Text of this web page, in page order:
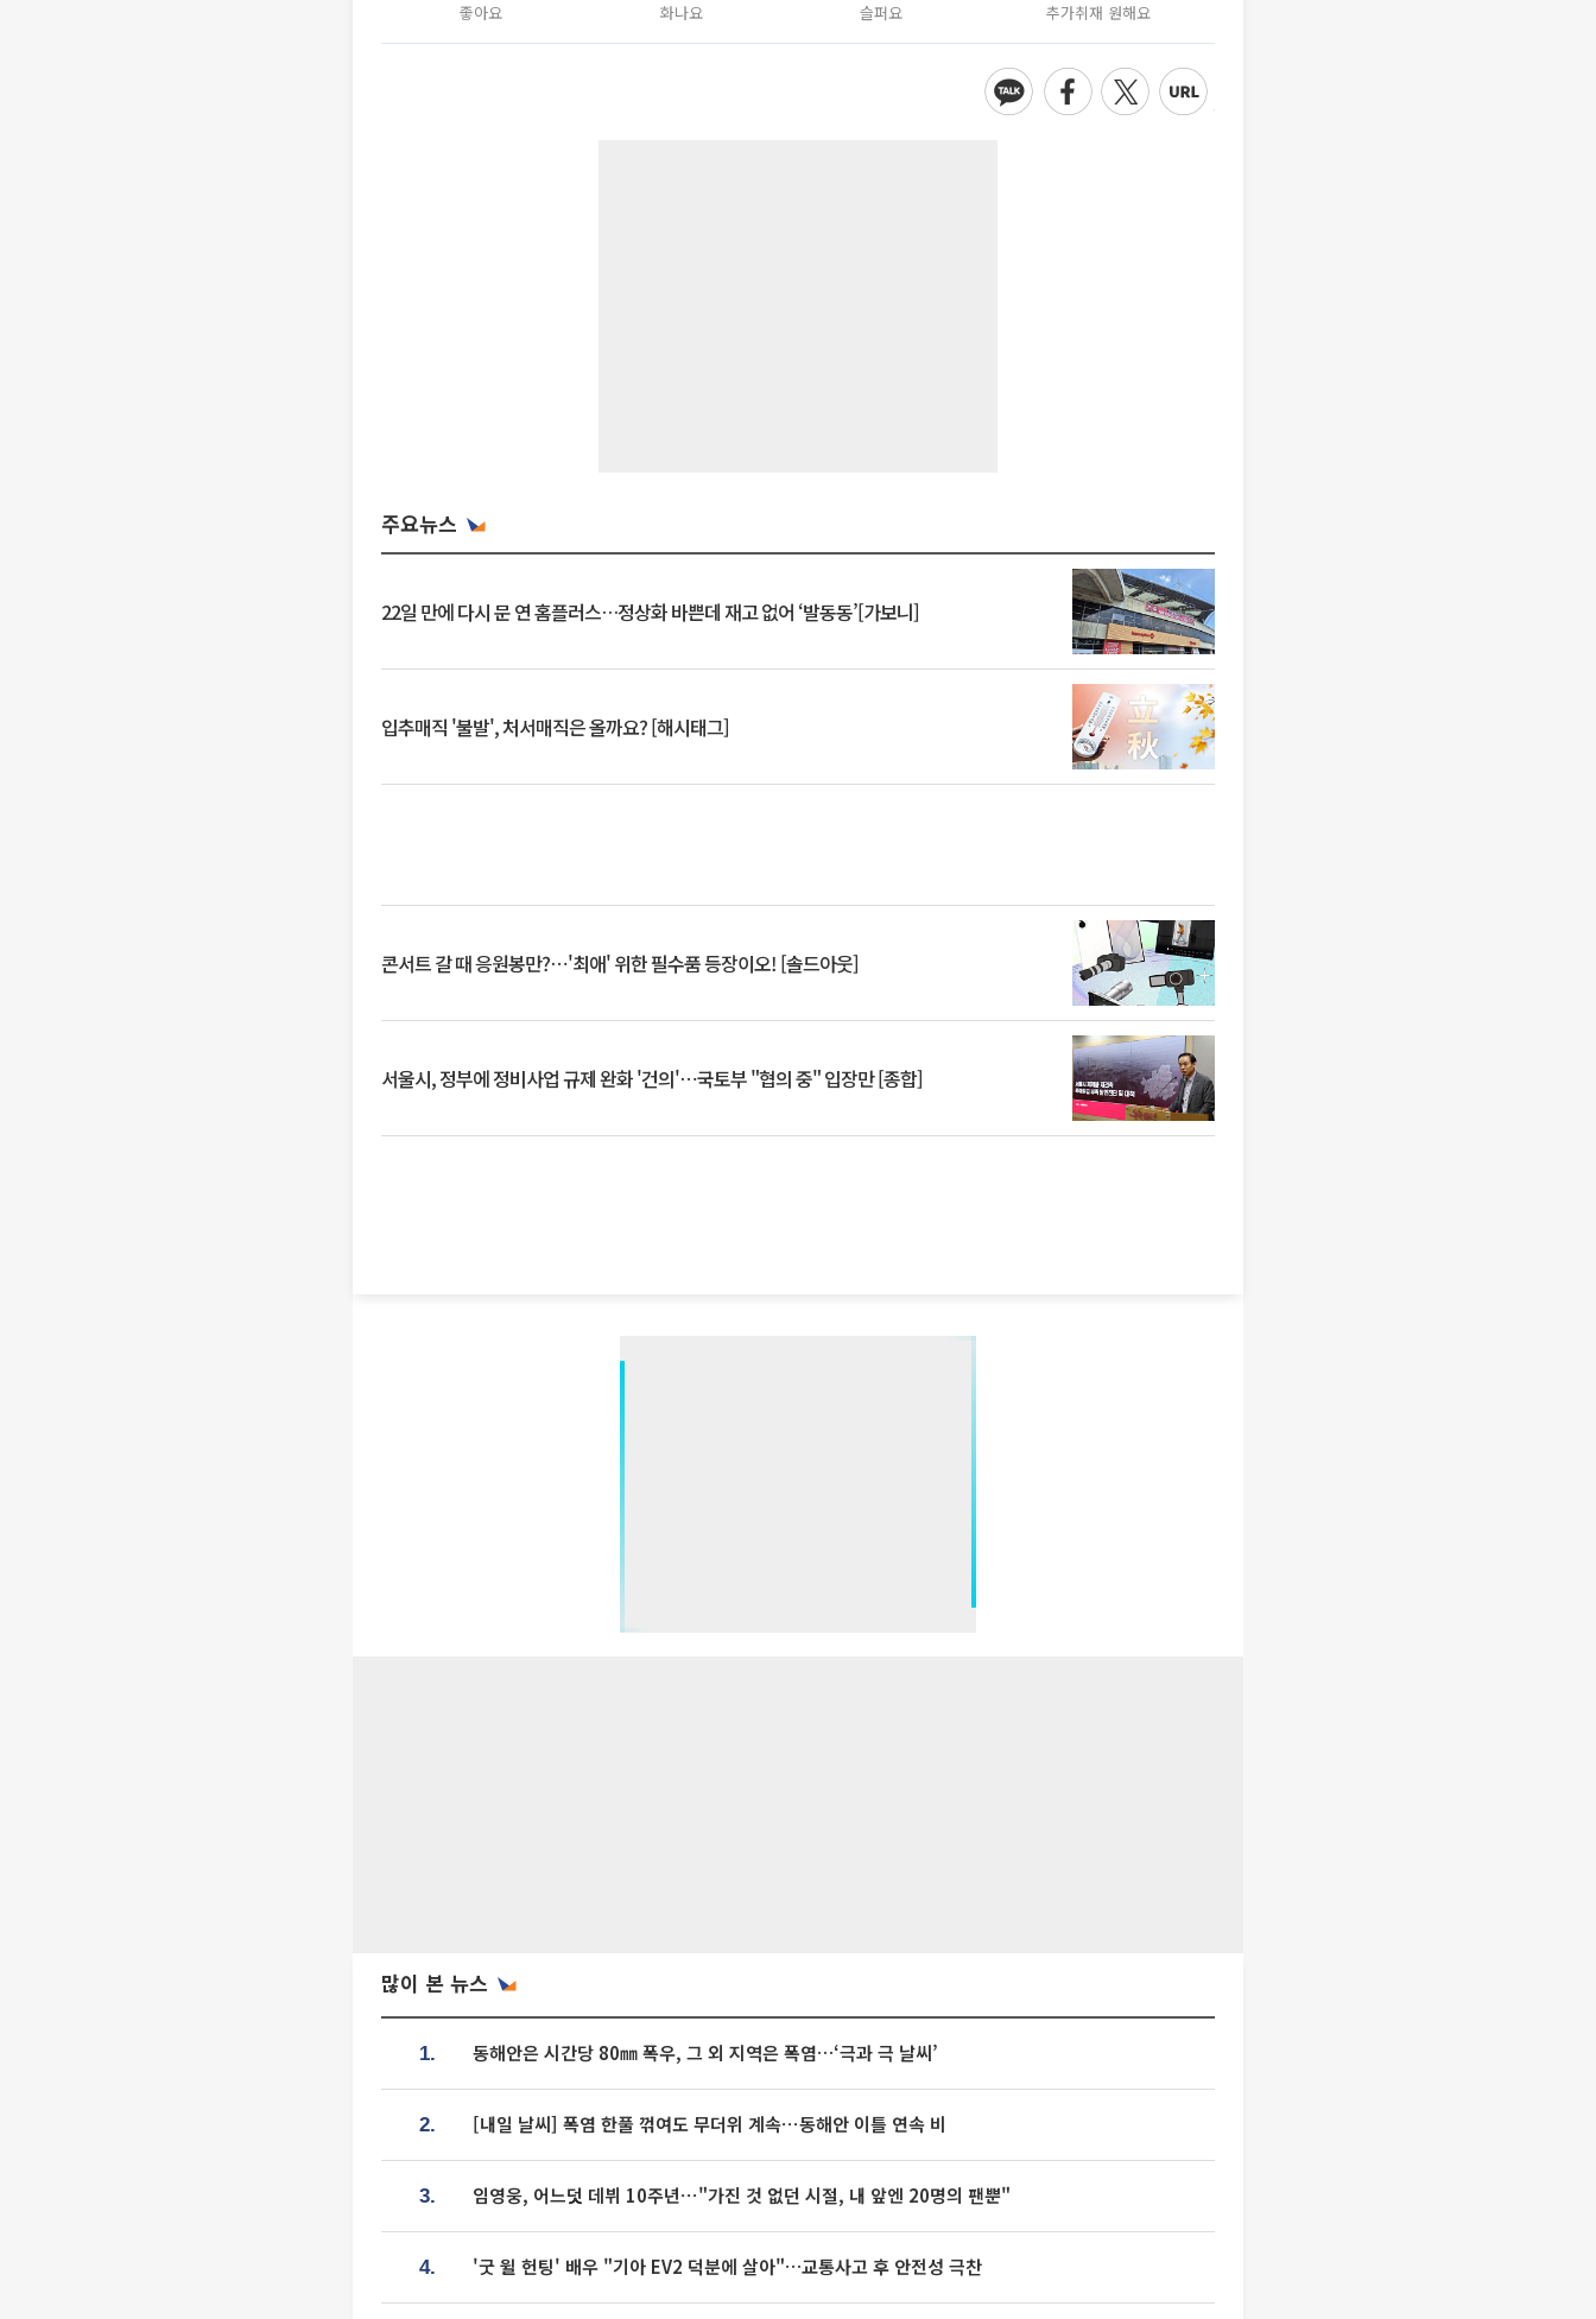
좋아요 화나요 슬퍼요 추가취재 원해요
주요뉴스
22일 만에 다시 문 연 홈플러스…정상화 바쁜데 재고 없어 ‘발동동’[가보니]
입추매직 '불발', 처서매직은 올까요? [해시태그]
콘서트 갈 때 응원봉만?⋯'최애' 위한 필수품 등장이오! [솔드아웃]
서울시, 정부에 정비사업 규제 완화 '건의'⋯국토부 "협의 중" 입장만 [종합]
많이 본 뉴스
1. 동해안은 시간당 80㎜ 폭우, 그 외 지역은 폭염…‘극과 극 날씨’
2. [내일 날씨] 폭염 한풀 꺾여도 무더위 계속⋯동해안 이틀 연속 비
3. 임영웅, 어느덧 데뷔 10주년⋯"가진 것 없던 시절, 내 앞엔 20명의 팬뿐"
4. '굿 윌 헌팅' 배우 "기아 EV2 덕분에 살아"…교통사고 후 안전성 극찬